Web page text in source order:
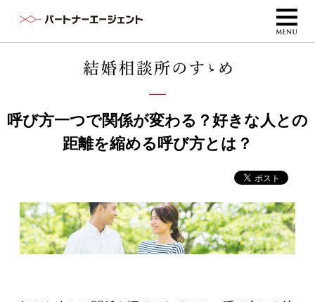
呼び方一つで関係が変わる？好きな人との
距離を縮める呼び方とは？